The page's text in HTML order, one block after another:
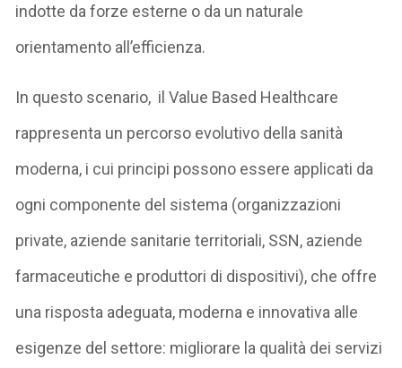
indotte da forze esterne o da un naturale
orientamento all’efficienza.
In questo scenario, il Value Based Healthcare
rappresenta un percorso evolutivo della sanità
moderna, i cui principi possono essere applicati da
ogni componente del sistema (organizzazioni
private, aziende sanitarie territoriali, SSN, aziende
farmaceutiche e produttori di dispositivi), che offre
una risposta adeguata, moderna e innovativa alle
esigenze del settore: migliorare la qualità dei servizi